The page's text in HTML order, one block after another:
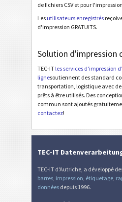
de fichiers CSV et pour
Les utilisateurs enregistrés
d'impression GRATUITS.
Solution d'impression
TEC-IT les services d'impression
lignesoutiennent des standard
transportation, logistique avec
prêts à être utilisés. Des
commun sont ajoutés
contactez!
TEC-IT
TEC-IT d'Autriche, a développé
barres, impression, étiquetage,
données depuis 1996.